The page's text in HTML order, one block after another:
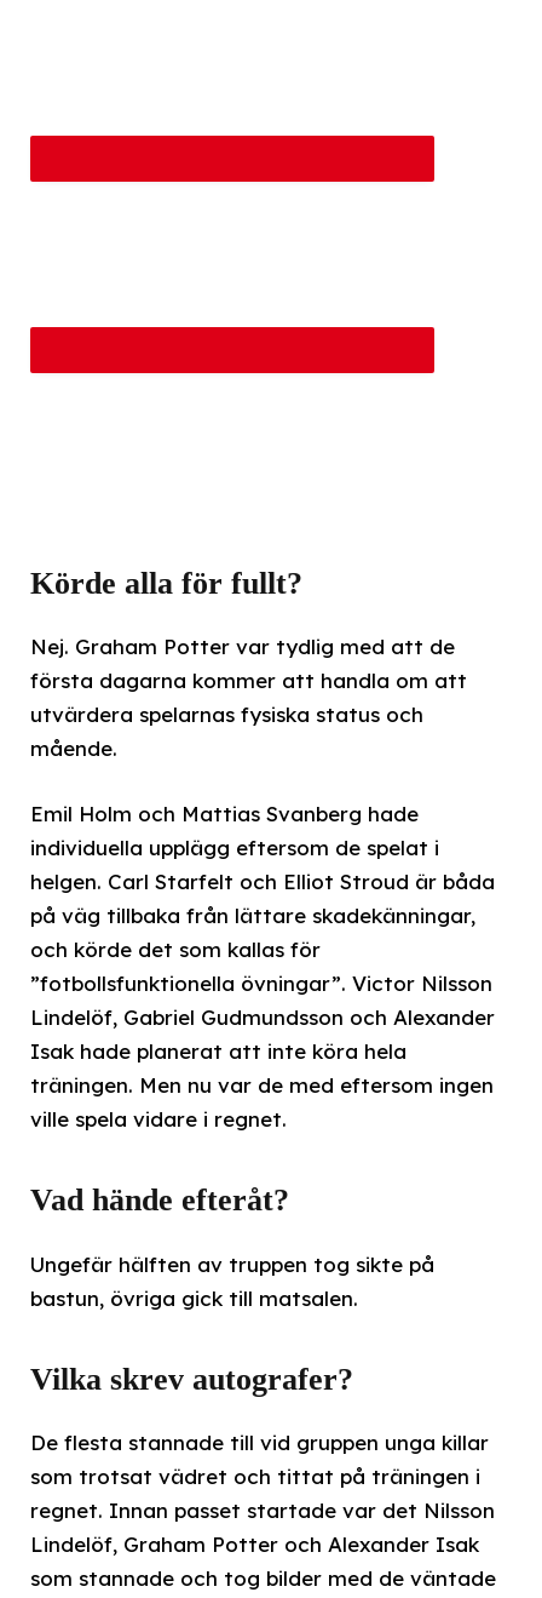
Körde alla för fullt?
Nej. Graham Potter var tydlig med att de
första dagarna kommer att handla om att
utvärdera spelarnas fysiska status och
mående.
Emil Holm och Mattias Svanberg hade
individuella upplägg eftersom de spelat i
helgen. Carl Starfelt och Elliot Stroud är båda
på väg tillbaka från lättare skadekänningar,
och körde det som kallas för
”fotbollsfunktionella övningar”. Victor Nilsson
Lindelöf, Gabriel Gudmundsson och Alexander
Isak hade planerat att inte köra hela
träningen. Men nu var de med eftersom ingen
ville spela vidare i regnet.
Vad hände efteråt?
Ungefär hälften av truppen tog sikte på
bastun, övriga gick till matsalen.
Vilka skrev autografer?
De flesta stannade till vid gruppen unga killar
som trotsat vädret och tittat på träningen i
regnet. Innan passet startade var det Nilsson
Lindelöf, Graham Potter och Alexander Isak
som stannade och tog bilder med de väntade